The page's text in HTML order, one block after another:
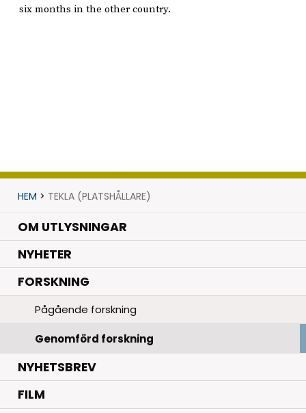
six months in the other country.
HEM > TEKLA (PLATSHÅLLARE)
OM UTLYSNINGAR
NYHETER.
FORSKNING.
Pågående forskning
Genomförd forskning
NYHETSBREV
FILM